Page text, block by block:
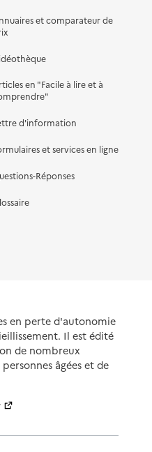
et comparateur de
en "Facile à lire et à
d'information
et services en ligne
Réponses
en perte d'autonomie
Il est édité
de nombreux
âgées et de